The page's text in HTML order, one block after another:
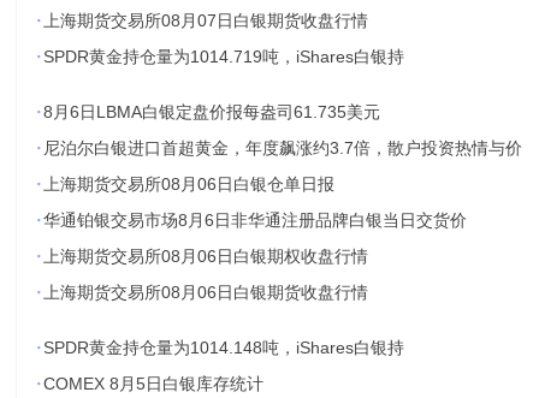
· 上海期货交易所08月07日白银期货收盘行情
·SPDR黄金持仓量为1014.719吨，iShares白银持
·8月6日LBMA白银定盘价报每盎司61.735美元
· 尼泊尔白银进口首超黄金，年度飙涨约3.7倍，散户投资热情与价
· 上海期货交易所08月06日白银仓单日报
·华通铂银交易市场8月6日非华通注册品牌白银当日交货价
· 上海期货交易所08月06日白银期权收盘行情
· 上海期货交易所08月06日白银期货收盘行情
·SPDR黄金持仓量为1014.148吨，iShares白银持
·COMEX 8月5日白银库存统计